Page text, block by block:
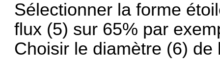
Sélectionner la forme
flux (5) sur 65% par
Choisir le diamètre (6)